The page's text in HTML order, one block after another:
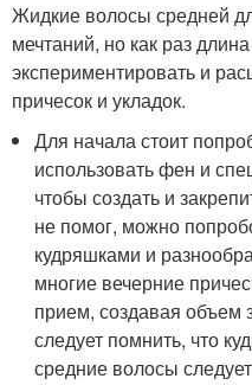
Жидкие волосы средней
мечтаний, но как раз
экспериментировать и
причесок и укладок.
Для начала стоит
использовать фен и
чтобы создать и
не помог, можно
кудряшками и
многие вечерние
прием, создавая объем
следует помнить, что
средние волосы